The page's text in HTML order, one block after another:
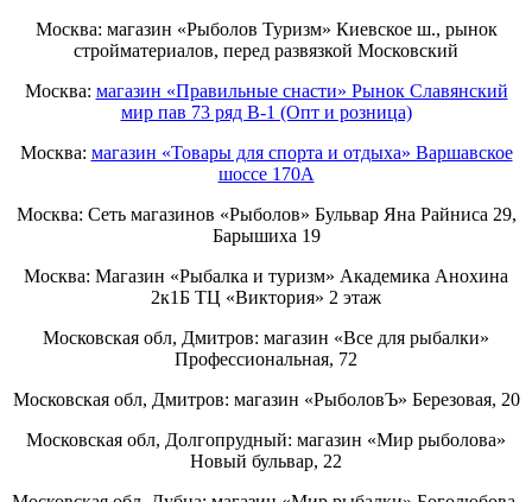
Москва: магазин «Рыболов Туризм» Киевское ш., рынок
стройматериалов, перед развязкой Московский
Москва: магазин «Правильные снасти» Рынок Славянский
мир пав 73 ряд B-1 (Опт и розница)
Москва: магазин «Товары для спорта и отдыха» Варшавское
шоссе 170А
Москва: Сеть магазинов «Рыболов» Бульвар Яна Райниса 29,
Барышиха 19
Москва: Магазин «Рыбалка и туризм» Академика Анохина
2к1Б ТЦ «Виктория» 2 этаж
Московская обл, Дмитров: магазин «Все для рыбалки»
Профессиональная, 72
Московская обл, Дмитров: магазин «РыболовЪ» Березовая, 20
Московская обл, Долгопрудный: магазин «Мир рыболова»
Новый бульвар, 22